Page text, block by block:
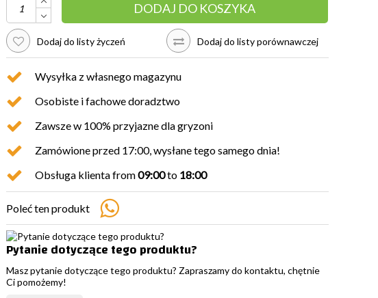
DODAJ DO KOSZYKA
Dodaj do listy życzeń Dodaj do listy porównawczej
Wysyłka z własnego magazynu
Osobiste i fachowe doradztwo
Zawsze w 100% przyjazne dla gryzoni
Zamówione przed 17:00, wysłane tego samego dnia!
Obsługa klienta from09:00to 18:00
Poleć ten produkt
Pytanie dotyczące tego produktu?
Masz pytanie dotyczące tego produktu? Zapraszamy do kontaktu, chętnie
Ci pomożemy!